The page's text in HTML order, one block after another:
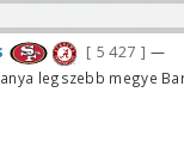
5 427
—
legszebb megye